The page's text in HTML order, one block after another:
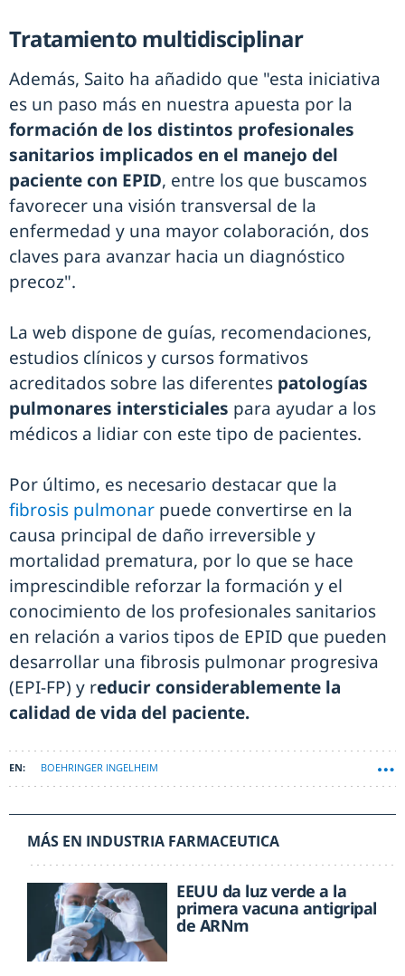
Tratamiento multidisciplinar
Además, Saito ha añadido que "esta iniciativa
es un paso más en nuestra apuesta por la
formación de los distintos profesionales
sanitarios implicados en el manejo del
paciente con EPID, entre los que buscamos
favorecer una visión transversal de la
enfermedad y una mayor colaboración, dos
claves para avanzar hacia un diagnóstico
precoz".
La web dispone de guías, recomendaciones,
estudios clínicos y cursos formativos
acreditados sobre las diferentes patologías
pulmonares intersticiales para ayudar a los
médicos a lidiar con este tipo de pacientes.
Por último, es necesario destacar que la
fibrosis pulmonar puede convertirse en la
causa principal de daño irreversible y
mortalidad prematura, por lo que se hace
imprescindible reforzar la formación y el
conocimiento de los profesionales sanitarios
en relación a varios tipos de EPID que pueden
desarrollar una fibrosis pulmonar progresiva
(EPI-FP) y reducir considerablemente la
calidad de vida del paciente.
BOEHRINGER INGELHEIM
MÁS EN INDUSTRIA FARMACEUTICA
EEUU da luz verde a la
primera vacuna antigripal
de ARNm